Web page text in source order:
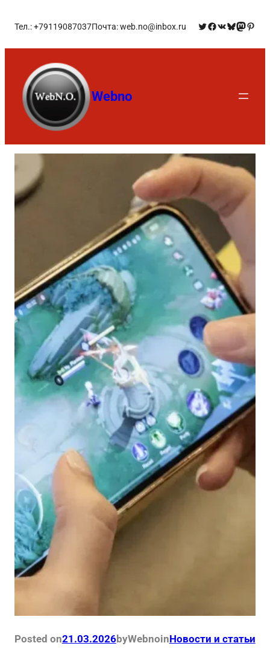
Тел.: +79119087037Почта: web.no@inbox.ru
Webno
Posted on21.03.2026byWebnoinНовости и статьи